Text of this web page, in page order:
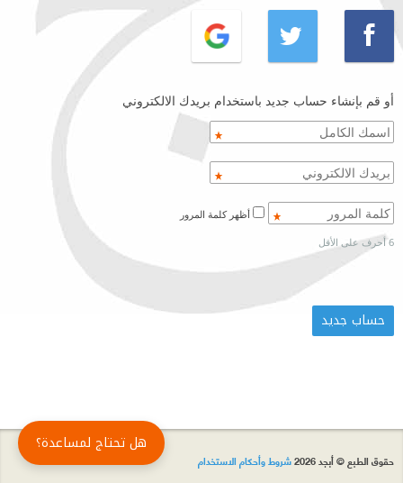
أو قم بإنشاء حساب جديد باستخدام بريدك الالكتروني
6 أحرف على الأقل
حقوق الطبع © أبجد 2026 شروط وأحكام الاستخدام
هل تحتاج لمساعدة؟